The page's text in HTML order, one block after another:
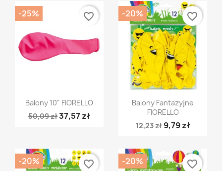
Szybki podgląd
Balony 10" FIORELLO
50,09 zł37,57 zł
-25% favorite_border
Szybki podgląd
Balony Fantazyjne
FIORELLO
12,23 zł 9,79 zł
-20% favorite_border
-20% favorite_border -20% favorite_border